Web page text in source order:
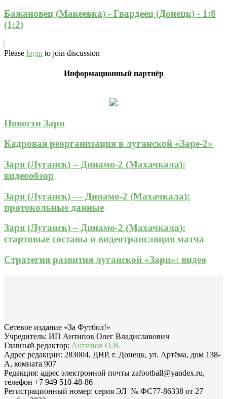
Бажановец (Макеевка) - Гвардеец (Донецк) - 1:8
(1:2)
Please login to join discussion
Информационный партнёр
Новости Зари
Кадровая реорганизация в луганской «Заре-2»
Заря (Луганск) – Динамо-2 (Махачкала):
видеообзор
Заря (Луганск) — Динамо-2 (Махачкала):
протокольные данные
Заря (Луганск) – Динамо-2 (Махачкала):
стартовые составы и видеотрансляция матча
Стратегия развития луганской «Зари»: видео
Сетевое издание «За Футбол!»
Учредитель: ИП Антипов Олег Владиславович
Главный редактор: Антипов О.В.
Адрес редакции: 283004, ДНР, г. Донецк, ул. Артёма, дом 138-
А, комната 907
Редакция: адрес электронной почты zafootball@yandex.ru,
телефон +7 949 510-48-86
Регистрационный номер: серия ЭЛ № ФС77-86338 от 27